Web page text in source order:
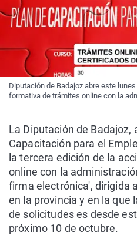
Diputación de Badajoz abre este
formativa de trámites online con la
La Diputación de Badajoz,
Capacitación para el
la tercera edición de la
online con la
firma electrónica', dirigida
en la provincia y en la que
de solicitudes es desde
próximo 10 de octubre.